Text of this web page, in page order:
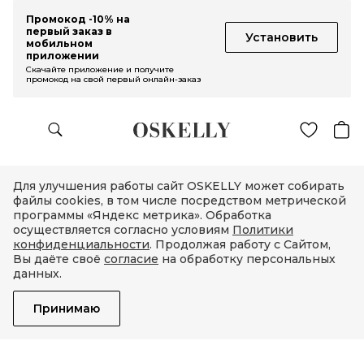
Промокод -10% на
первый заказ в
мобильном
приложении
Установить
Скачайте приложение и получите
промокод на свой первый онлайн-заказ
Для улучшения работы сайт OSKELLY может собирать
файлы cookies, в том числе посредством метрической
программы «Яндекс метрика». Обработка
осуществляется согласно условиям Политики
конфиденциальности. Продолжая работу с Сайтом,
Вы даёте своё согласие на обработку персональных
данных.
Принимаю